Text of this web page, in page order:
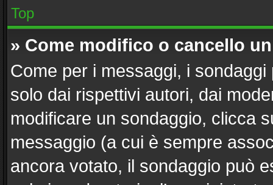
Top
» Come modifico o cancello
Come per i messaggi, i
solo dai rispettivi autori, dai
modificare un sondaggio, clicca
messaggio (a cui è sempre
ancora votato, il sondaggio può